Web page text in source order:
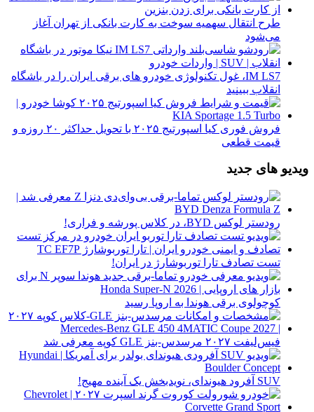
طرح انتقال سهمیه سوخت به کارت بانکی از تهران آغاز
می‌شود
IM LS7، غول تکنولوژی خودرو های برقی ایران را در باشگاه
انقلاب ببینید
فروش فوری کیا اسپورتیج ۲۰۲۵ با تحویل حداکثر ۲۰ روزه و
قیمت قطعی
ویدیو های جدید
رودستر لوکس BYD، در کلاس پورشه و فراری!
تست تصادف تارا توربوشارژ در ایران!
کوچولوی برقی هوندا به اروپا رسید
فیس‌لیفت ۲۰۲۷ مرسدس-بنز GLE کوپه معرفی شد
SUV آفرود هیوندای، نویدبخش یک آینده مهیج!